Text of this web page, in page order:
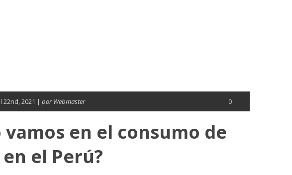
22nd, 2021 | por Webmaster 0
vamos en el consumo de
el Perú?